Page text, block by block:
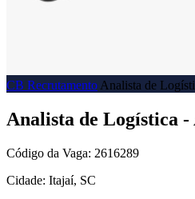
CB Recrutamento Analista de
Analista de Logística -
Código da Vaga: 2616289
Cidade: Itajaí, SC